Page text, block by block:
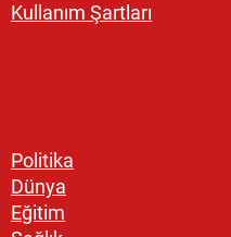
Kullanım Şartları
Politika
Dünya
Eğitim